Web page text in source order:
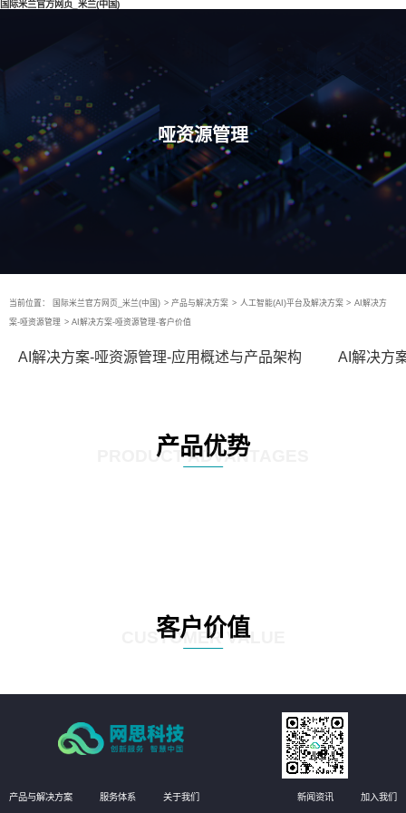
国际米兰官方网页_米兰(中国)
哑资源管理
当前位置： 国际米兰官方网页_米兰(中国) > 产品与解决方案 > 人工智能(AI)平台及解决方案 > AI解决方
案-哑资源管理 > AI解决方案-哑资源管理-客户价值
AI解决方案-哑资源管理-应用概述与产品架构 AI解决方
产品优势
PRODUCT ADVANTAGES
客户价值
CUSTOMER VALUE
产品与解决方案 服务体系 关于我们 新闻资讯 加入我们